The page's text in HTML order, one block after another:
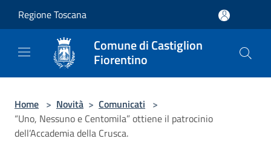
Regione Toscana
Comune di Castiglion
Fiorentino
Home > Novità > Comunicati >
“Uno, Nessuno e Centomila” ottiene il patrocinio
dell’Accademia della Crusca.